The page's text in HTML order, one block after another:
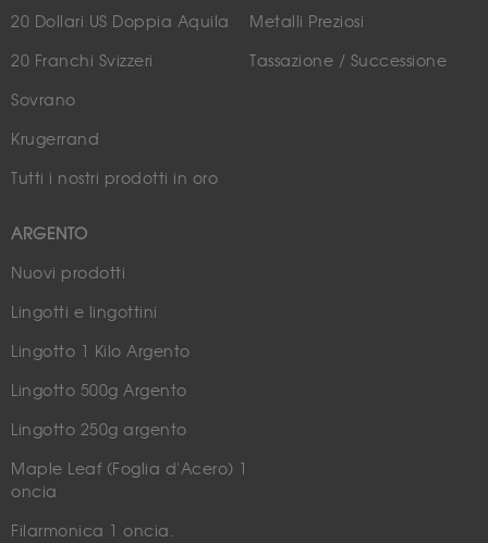
20 Dollari US Doppia Aquila
20 Franchi Svizzeri
Sovrano
Krugerrand
Tutti i nostri prodotti in oro
ARGENTO
Nuovi prodotti
Lingotti e lingottini
Lingotto 1 Kilo Argento
Lingotto 500g Argento
Lingotto 250g argento
Maple Leaf (Foglia d'Acero) 1
oncia
Filarmonica 1 oncia.
Metalli Preziosi
Tassazione / Successione